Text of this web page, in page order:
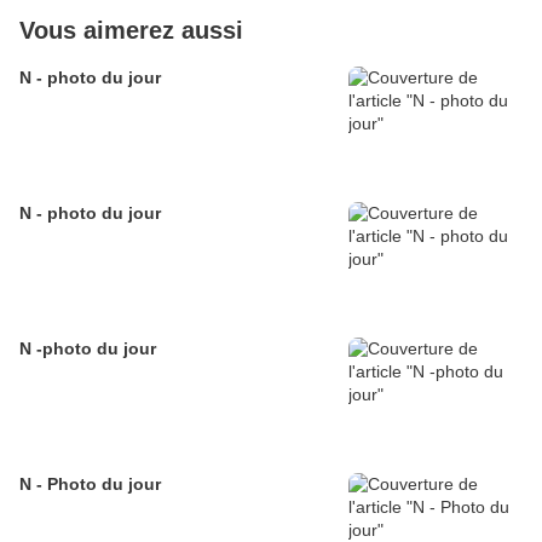
Vous aimerez aussi
N - photo du jour
N - photo du jour
N -photo du jour
N - Photo du jour